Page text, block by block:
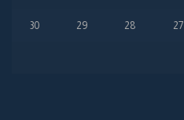
27
28
29
30